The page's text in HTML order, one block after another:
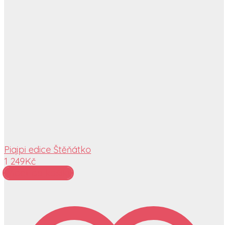
Piqipi edice Štěňátko
1 249Kč
Přidat do košíku